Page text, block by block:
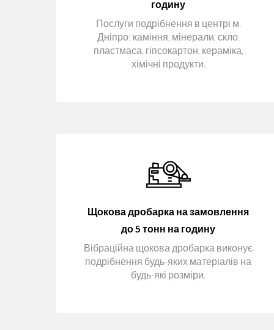
Послуги подрібнення в центрі м.
Дніпро: каміння, мінерали, скло,
пластмаса, гіпсокартон, кераміка,
хімічні продукти.
годину
Вібраційна щокова дробарка виконує
подрібнення будь-яких матеріалів на
будь-які розміри.
Щокова дробарка на замовлення
до 5 тонн на годину